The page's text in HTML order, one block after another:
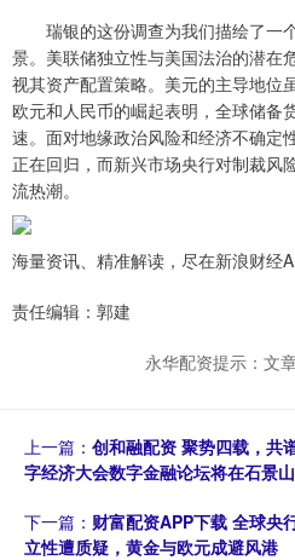
瑞银的这份调查为我们描绘了一
景。美联储独立性与美国法治的潜在
视其资产配置策略。美元的主导地位
欧元和人民币的崛起表明，全球储备
速。面对地缘政治风险和经济不确定
正在回归，而新兴市场央行对制裁风
流热潮。
海量资讯、精准解读，尽在新浪财经
责任编辑：郭建
永华配资提示：文
上一篇： 创和融配资 聚势四载，共
字经济大会数字金融论坛将在石景
下一篇： 财富配资APP下载 全球央
立性遭质疑，黄金与欧元成避风港